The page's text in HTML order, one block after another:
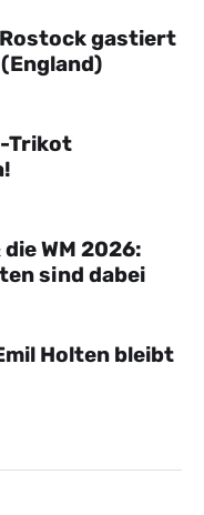
gastiert
Trikot
WM 2026:
sind dabei
Holten bleibt